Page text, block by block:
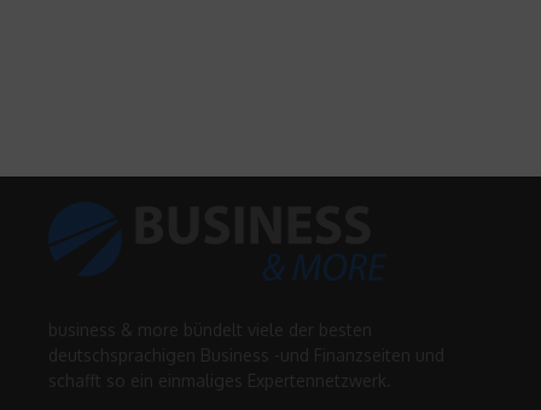
business & more bündelt viele der besten
deutschsprachigen Business -und Finanzseiten und
schafft so ein einmaliges Expertennetzwerk.